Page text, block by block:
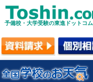
予備校・大学受験の東進ドットコム